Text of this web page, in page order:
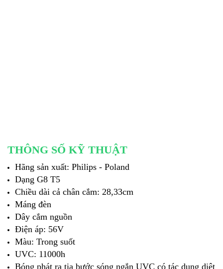
THÔNG SỐ KỸ THUẬT
Hãng sản xuất: Philips - Poland
Dạng G8 T5
Chiều dài cả chân cắm: 28,33cm
Máng đèn
Dây cắm nguồn
Điện áp: 56V
Màu: Trong suốt
UVC: 11000h
Bóng phát ra tia bước sóng ngắn UVC có tác dụng diệt